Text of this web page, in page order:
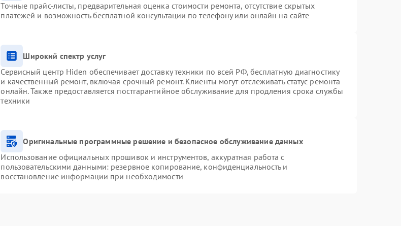
Точные прайс-листы, предварительная оценка стоимости ремонта, отсутствие скрытых
платежей и возможность бесплатной консультации по телефону или онлайн на сайте
Широкий спектр услуг
Сервисный центр Hiden обеспечивает доставку техники по всей РФ, бесплатную диагностику
и качественный ремонт, включая срочный ремонт. Клиенты могут отслеживать статус ремонта
онлайн. Также предоставляется постгарантийное обслуживание для продления срока службы
техники
Оригинальные программные решение и безопасное обслуживание данных
Использование официальных прошивок и инструментов, аккуратная работа с
пользовательскими данными: резервное копирование, конфиденциальность и
восстановление информации при необходимости